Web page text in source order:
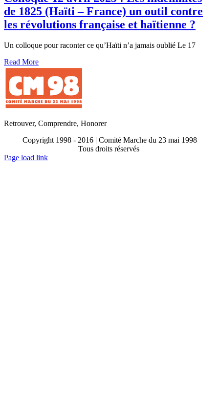
de 1825 (Haïti – France) un outil contre
les révolutions française et haïtienne ?
Un colloque pour raconter ce qu’Haïti n’a jamais oublié Le 17
Read More
Retrouver, Comprendre, Honorer
Copyright 1998 - 2016 | Comité Marche du 23 mai 1998
Tous droits réservés
Toggle
Page load link